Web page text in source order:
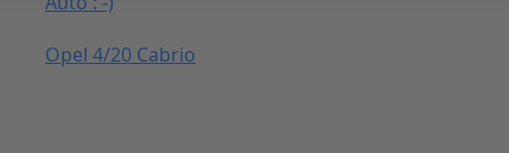
Opel 4/20 Cabrio